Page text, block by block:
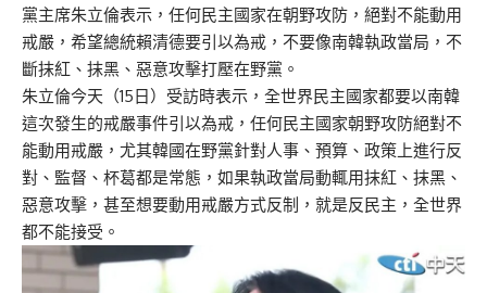
黨主席朱立倫表示，任何民主國家在朝野攻防，絕對不能動用
戒嚴，希望總統賴清德要引以為戒，不要像南韓執政當局，不
斷抹紅、抹黑、惡意攻擊打壓在野黨。
朱立倫今天（15日）受訪時表示，全世界民主國家都要以南韓
這次發生的戒嚴事件引以為戒，任何民主國家朝野攻防絕對不
能動用戒嚴，尤其韓國在野黨針對人事、預算、政策上進行反
對、監督、杯葛都是常態，如果執政當局動輒用抹紅、抹黑、
惡意攻擊，甚至想要動用戒嚴方式反制，就是反民主，全世界
都不能接受。